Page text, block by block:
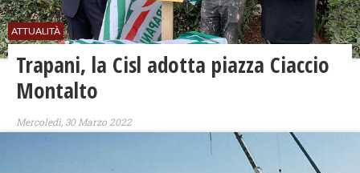
ATTUALITÀ
Trapani, la Cisl adotta piazza Ciaccio
Montalto
Mercoledì, 30 Marzo 2022